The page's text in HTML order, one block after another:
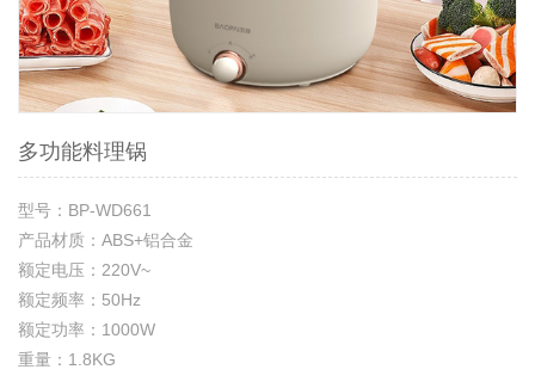
多功能料理锅
型号：BP-WD661
产品材质：ABS+铝合金
额定电压：220V~
额定频率：50Hz
额定功率：1000W
重量：1.8KG